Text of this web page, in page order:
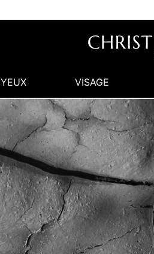
YEUX VISAGE